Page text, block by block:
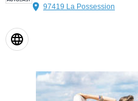
97419 La Possession